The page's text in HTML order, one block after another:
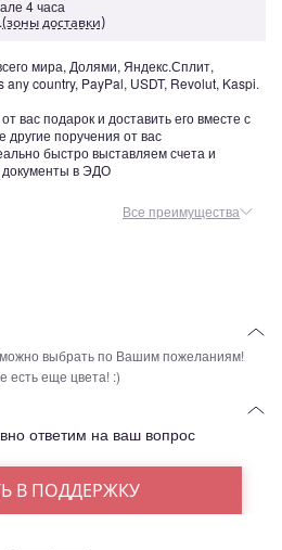
4 часа
(зоны доставки)
мира, Долями, Яндекс.Сплит,
any country, PayPal, USDT, Revolut, Kaspi.
вас подарок и доставить его вместе с
поручения от вас
быстро выставляем счета и
в ЭДО
Все преимущества
выбрать по Вашим пожеланиям!
есть еще цвета! :)
ответим на ваш вопрос
В ПОДДЕРЖКУ